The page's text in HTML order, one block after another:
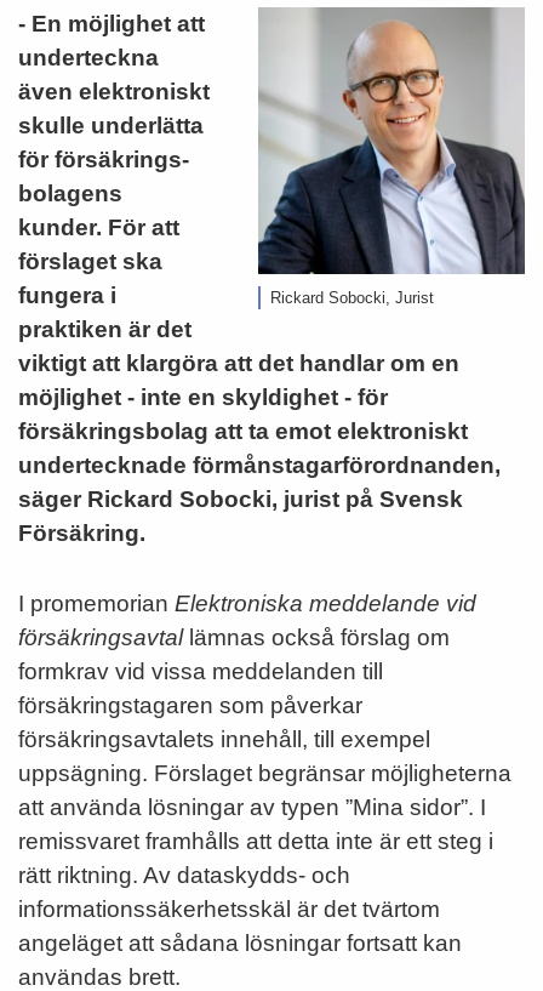
Rickard Sobocki, Jurist
- En möjlighet att
underteckna
även elektroniskt
skulle underlätta
för försäk­rings­
bolagens
kunder. För att
förslaget ska
fungera i
praktiken är det
viktigt att klargöra att det handlar om en
möjlighet - inte en skyldighet - för
försäkringsbolag att ta emot elektroniskt
undertecknade förmånstagarförordnanden,
säger Rickard Sobocki, jurist på Svensk
Försäkring.
I promemorian Elektroniska meddelande vid
försäkringsavtallämnas också förslag om
formkrav vid vissa meddelanden till
försäkringstagaren som påverkar
försäkringsavtalets innehåll, till exempel
uppsägning. Förslaget begränsar möjligheterna
att använda lösningar av typen ”Mina sidor”. I
remissvaret framhålls att detta inte är ett steg i
rätt riktning. Av dataskydds- och
informationssäkerhetsskäl är det tvärtom
angeläget att sådana lösningar fortsatt kan
användas brett.